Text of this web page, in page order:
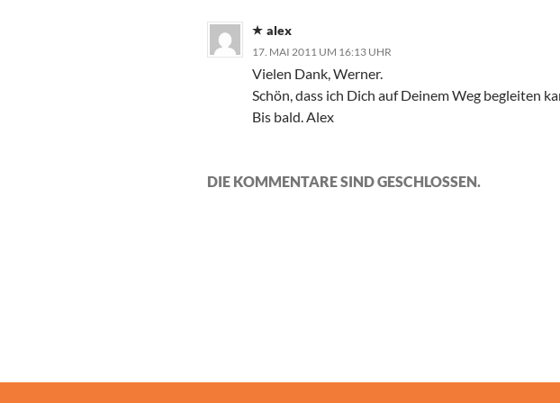
alex
17. MAI 2011 UM 16:13 UHR
Vielen Dank, Werner.
Schön, dass ich Dich auf Deinem Weg begleiten
Bis bald. Alex
DIE KOMMENTARE SIND GESCHLOSSEN.